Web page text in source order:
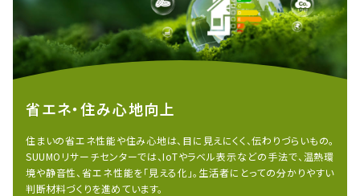
省エネ・住み心地向上
住まいの省エネ性能や住み心地は、目に見えにくく、伝わりづらいもの。
SUUMOリサーチセンターでは、IoTやラベル表示などの手法で、温熱環
境や静音性、省エネ性能を「見える化」。生活者にとっての分かりやすい
判断材料づくりを進めています。